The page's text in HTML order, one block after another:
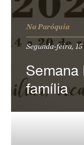
Na Paróquia
Segunda-feira,
família